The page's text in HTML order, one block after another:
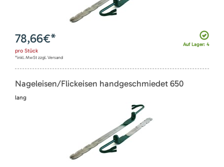
Auf Lager: 4
78,66€*
pro Stück
*inkl. MwSt zzgl. Versand
Nageleisen/Flickeisen handgeschmiedet 650
lang